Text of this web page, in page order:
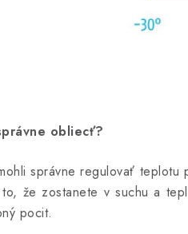
obliecť?
správne regulovať
že zostanete v suchu a
pocit.